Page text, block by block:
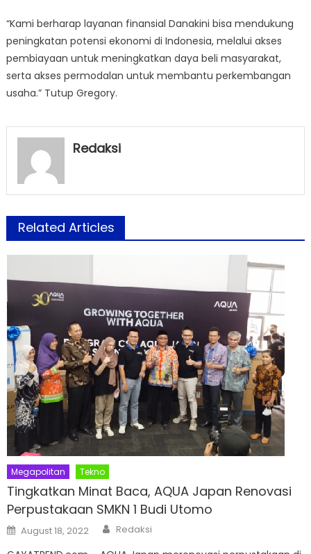
“Kami berharap layanan finansial Danakini bisa mendukung
peningkatan potensi ekonomi di Indonesia, melalui akses
pembiayaan untuk meningkatkan daya beli masyarakat,
serta akses permodalan untuk membantu perkembangan
usaha.” Tutup Gregory.
Redaksi
Related Articles
Megapolitan Tekno
Tingkatkan Minat Baca, AQUA Japan Renovasi
Perpustakaan SMKN 1 Budi Utomo
Posted
on
August 18, 2022 Author
Redaksi